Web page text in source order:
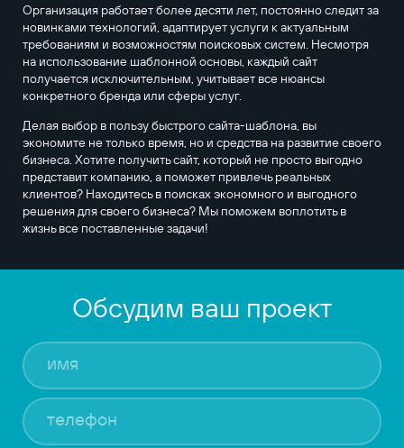
Организация работает более десяти лет, постоянно следит за
новинками технологий, адаптирует услуги к актуальным
требованиям и возможностям поисковых систем. Несмотря
на использование шаблонной основы, каждый сайт
получается исключительным, учитывает все нюансы
конкретного бренда или сферы услуг.
Делая выбор в пользу быстрого сайта-шаблона, вы
экономите не только время, но и средства на развитие своего
бизнеса. Хотите получить сайт, который не просто выгодно
представит компанию, а поможет привлечь реальных
клиентов? Находитесь в поисках экономного и выгодного
решения для своего бизнеса? Мы поможем воплотить в
жизнь все поставленные задачи!
Обсудим ваш проект